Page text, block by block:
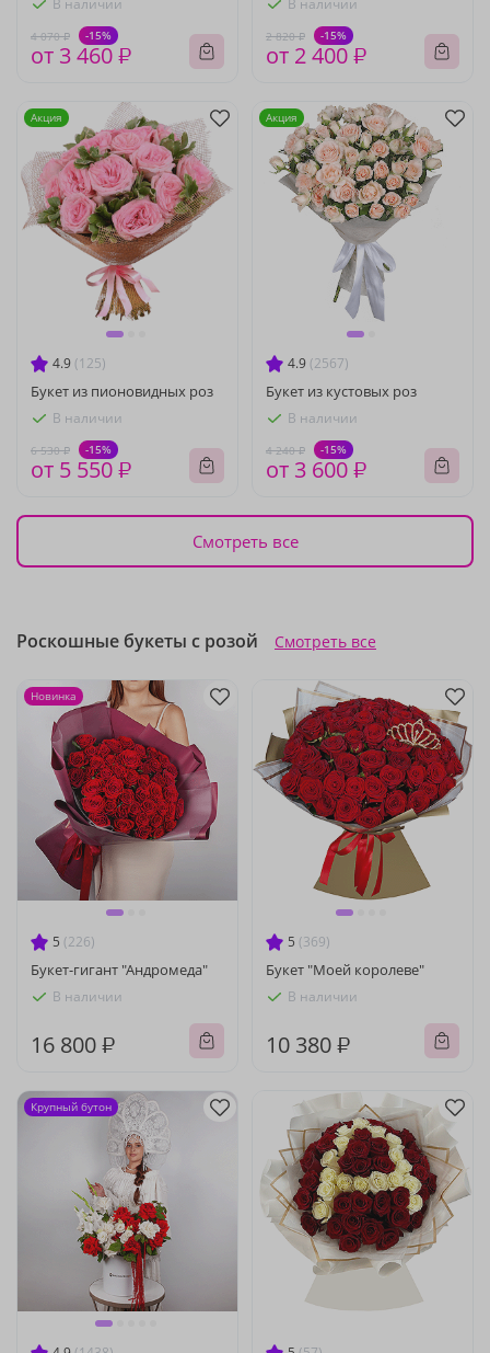
В наличии
4 070 ₽ -15%
от 3 460 ₽
В наличии
2 820 ₽ -15%
от 2 400 ₽
4.9 (125)
Букет из пионовидных роз
В наличии
6 530 ₽ -15%
от 5 550 ₽
Акция
4.9 (2567)
Букет из кустовых роз
В наличии
4 240 ₽ -15%
от 3 600 ₽
Акция
Смотреть все
Роскошные букеты с розой Смотреть все
5 (226)
Букет-гигант "Андромеда"
В наличии
16 800 ₽
Новинка
5 (369)
Букет "Моей королеве"
В наличии
10 380 ₽
Крупный бутон